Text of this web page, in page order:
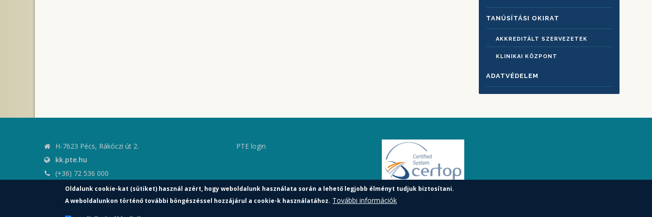
TANÚSÍTÁSI OKIRAT
AKKREDITÁLT SZERVEZETEK
KLINIKAI KÖZPONT
ADATVÉDELEM
H-7623 Pécs, Rákóczi út 2.
kk.pte.hu
(+36) 72 536 000
kk.elnoki.hivatal@pte.hu
pte.hu
PTE login
Oldalunk cookie-kat (sütiket) használ azért, hogy weboldalunk használata során a lehető legjobb élményt tudjuk biztosítani.
A weboldalunkon történő további böngészéssel hozzájárul a cookie-k használatához. További információk